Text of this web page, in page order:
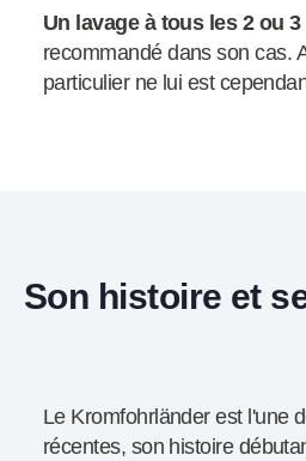
Un lavage à tous les 2 ou
recommandé dans son cas.
particulier ne lui est
Son histoire et
Le Kromfohrländer est l'une
récentes, son histoire